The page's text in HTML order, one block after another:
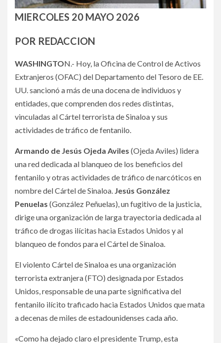
MIERCOLES 20 MAYO 2026
POR REDACCION
WASHINGTON.- Hoy, la Oficina de Control de Activos
Extranjeros (OFAC) del Departamento del Tesoro de EE.
UU. sancionó a más de una docena de individuos y
entidades, que comprenden dos redes distintas,
vinculadas al Cártel terrorista de Sinaloa y sus
actividades de tráfico de fentanilo.
Armando de Jesús Ojeda Aviles (Ojeda Aviles) lidera
una red dedicada al blanqueo de los beneficios del
fentanilo y otras actividades de tráfico de narcóticos en
nombre del Cártel de Sinaloa. Jesús González
Penuelas (González Peñuelas), un fugitivo de la justicia,
dirige una organización de larga trayectoria dedicada al
tráfico de drogas ilícitas hacia Estados Unidos y al
blanqueo de fondos para el Cártel de Sinaloa.
El violento Cártel de Sinaloa es una organización
terrorista extranjera (FTO) designada por Estados
Unidos, responsable de una parte significativa del
fentanilo ilícito traficado hacia Estados Unidos que mata
a decenas de miles de estadounidenses cada año.
«Como ha dejado claro el presidente Trump, esta